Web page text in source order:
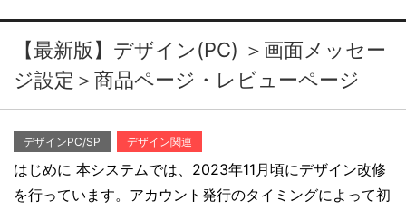
【最新版】デザイン(PC) ＞画面メッセー
ジ設定＞商品ページ・レビューページ
デザインPC/SP デザイン関連
はじめに 本システムでは、2023年11月頃にデザイン改修
を行っています。アカウント発行のタイミングによって初